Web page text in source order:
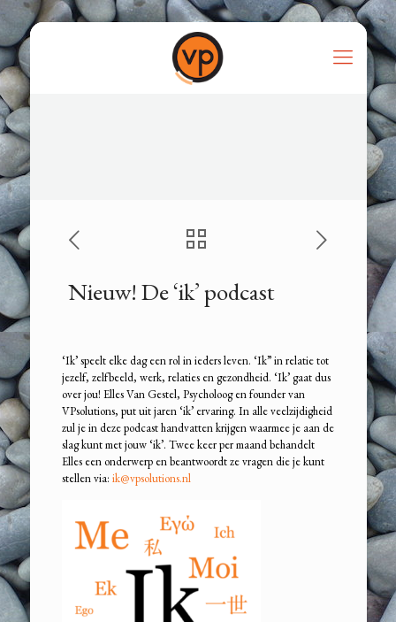
Nieuw! De ‘ik’ podcast
‘Ik’ speelt elke dag een rol in ieders leven. ‘Ik” in relatie tot
jezelf, zelfbeeld, werk, relaties en gezondheid. ‘Ik’ gaat dus
over jou! Elles Van Gestel, Psycholoog en founder van
VPsolutions, put uit jaren ‘ik’ ervaring. In alle veelzijdigheid
zul je in deze podcast handvatten krijgen waarmee je aan de
slag kunt met jouw ‘ik’. Twee keer per maand behandelt
Elles een onderwerp en beantwoordt ze vragen die je kunt
stellen via: ik@vpsolutions.nl